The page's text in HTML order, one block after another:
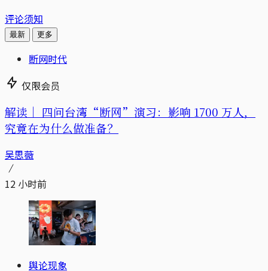
评论须知
最新 更多
断网时代
仅限会员
解读｜ 四问台湾“断网”演习：影响 1700 万人，
究竟在为什么做准备？
吴思薇
12 小时前
舆论现象